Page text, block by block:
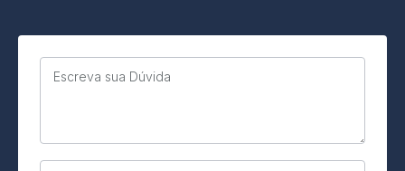
Escreva sua Dúvida